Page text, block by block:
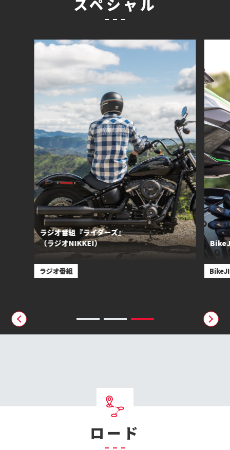
ラジオ番組『ライダーズ』
（ラジオNIKKEI）
ラジオ番組
ロード